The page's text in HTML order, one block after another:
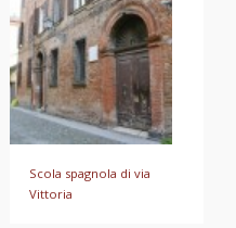
Scola spagnola di via
Vittoria